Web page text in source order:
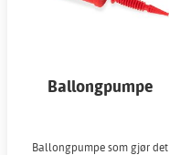
Ballongpumpe
Ballongpumpe som gjør det